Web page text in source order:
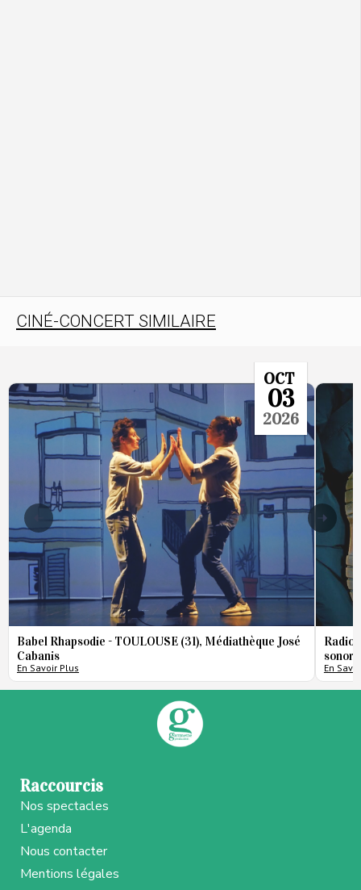
CINÉ-CONCERT SIMILAIRE
OCT
03
2026
Babel Rhapsodie - TOULOUSE (31), Médiathèque José
Cabanis
En Savoir Plus
Radio
En
Raccourcis
Nos spectacles
L'agenda
Nous contacter
Mentions légales